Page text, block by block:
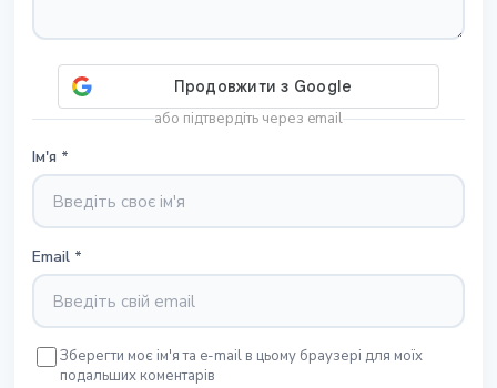
або підтвердіть через email
Ім'я *
Email *
Зберегти моє ім'я та e-mail в цьому браузері для моїх
подальших коментарів